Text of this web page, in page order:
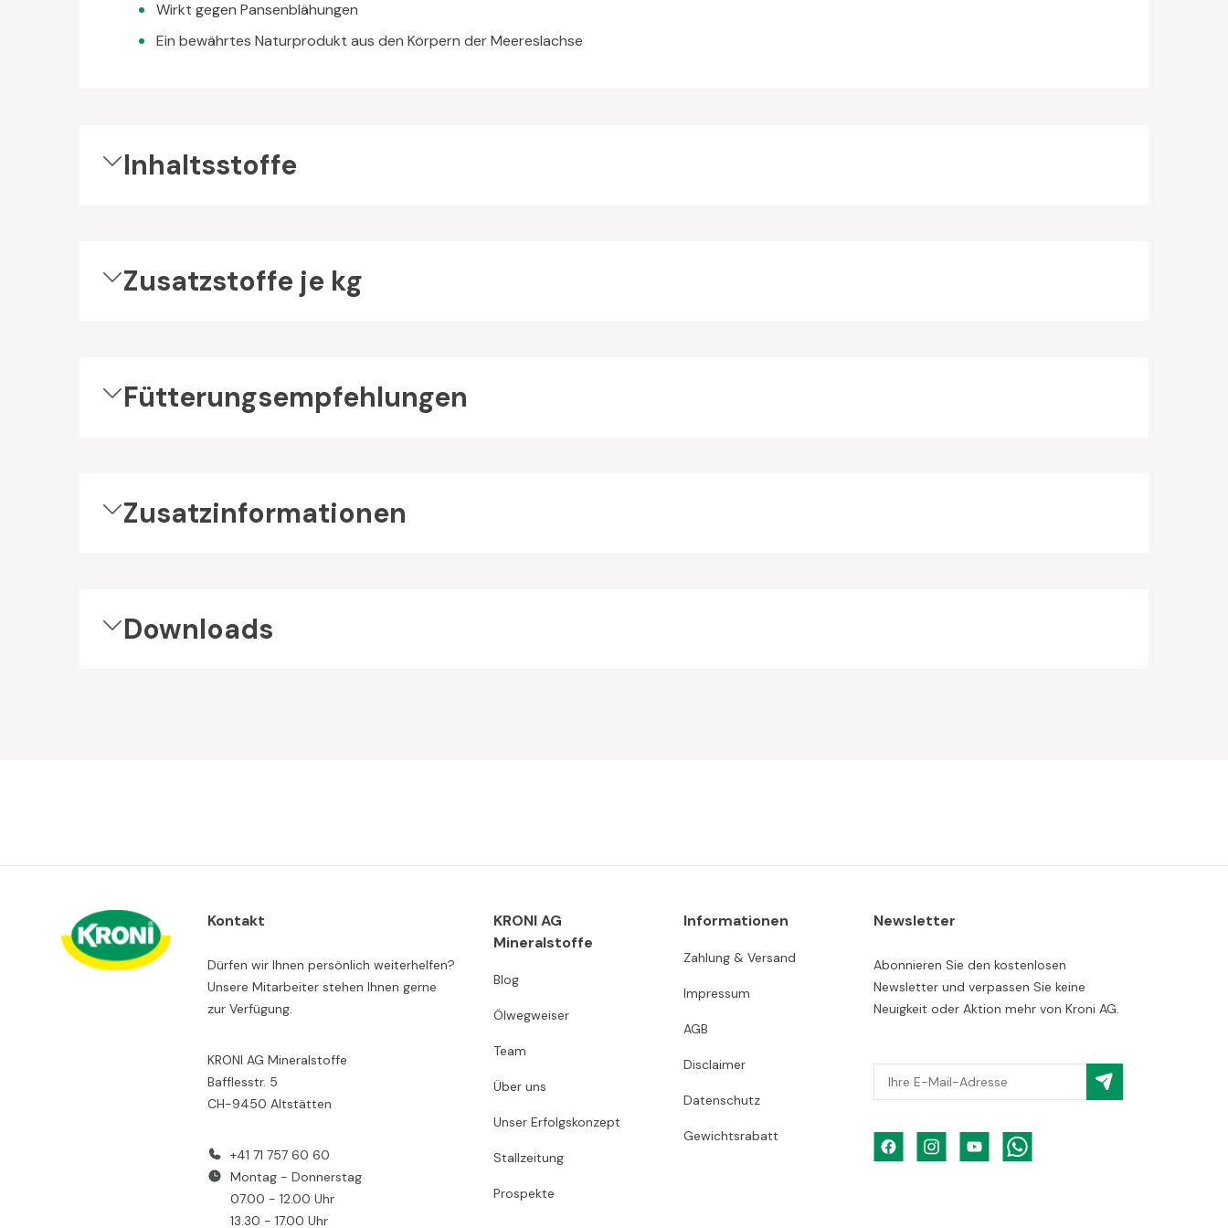
Wirkt gegen Pansenblähungen
Ein bewährtes Naturprodukt aus den Körpern der Meereslachse
Inhaltsstoffe
Zusatzstoffe je kg
Fütterungsempfehlungen
Zusatzinformationen
Downloads
Kontakt
Dürfen wir Ihnen persönlich weiterhelfen?
Unsere Mitarbeiter stehen Ihnen gerne
zur Verfügung.
KRONI AG Mineralstoffe
Bafflesstr. 5
CH-9450 Altstätten
+41 71 757 60 60
Montag - Donnerstag
07.00 - 12.00 Uhr
13.30 - 17.00 Uhr
KRONI AG
Mineralstoffe
Blog
Ölwegweiser
Team
Über uns
Unser Erfolgskonzept
Stallzeitung
Prospekte
Informationen
Zahlung & Versand
Impressum
AGB
Disclaimer
Datenschutz
Gewichtsrabatt
Newsletter
Abonnieren Sie den kostenlosen
Newsletter und verpassen Sie keine
Neuigkeit oder Aktion mehr von Kroni AG.